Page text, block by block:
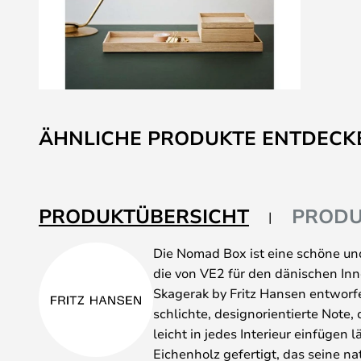
Anfang
der
ÄHNLICHE PRODUKTE
PRODUKTÜBERSICHT
Die Nomad Box ist eine schöne
die von VE2 für den dänischen
Skagerak by Fritz Hansen
schlichte, designorientierte Note,
leicht in jedes Interieur einfügen
Eichenholz gefertigt, das seine